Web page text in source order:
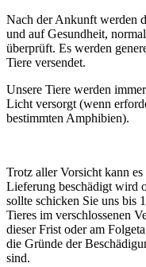
Nach der Ankunft werden
und auf Gesundheit,
überprüft. Es werden
Tiere versendet.
Unsere Tiere werden
Licht versorgt (wenn
bestimmten Amphibien).
Trotz aller Vorsicht kann
Lieferung beschädigt wird
sollte schicken Sie uns bis
Tieres im verschlossenen
dieser Frist oder am
die Gründe der
sind.